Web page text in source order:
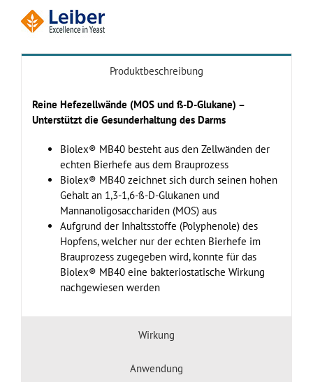
Produktbeschreibung
Reine Hefezellwände (MOS und ß-D-Glukane) –
Unterstützt die Gesunderhaltung des Darms
Biolex® MB40 besteht aus den Zellwänden der
echten Bierhefe aus dem Brauprozess
Biolex® MB40 zeichnet sich durch seinen hohen
Gehalt an 1,3-1,6-ß-D-Glukanen und
Mannanoligosacchariden (MOS) aus
Aufgrund der Inhaltsstoffe (Polyphenole) des
Hopfens, welcher nur der echten Bierhefe im
Brauprozess zugegeben wird, konnte für das
Biolex® MB40 eine bakteriostatische Wirkung
nachgewiesen werden
Wirkung
Anwendung